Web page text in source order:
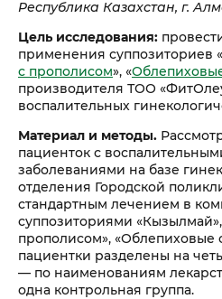
Республика Казахстан, г.
Цель исследования:
применения суппозиториев «
с прополисом», «
производителя ТОО
воспалительных
Материал и методы.
пациенток с
заболеваниями на базе
отделения Городской
стандартным лечением в
суппозиториями
прополисом»,
пациентки разделены на
— по наименованиям
одна контрольная группа.